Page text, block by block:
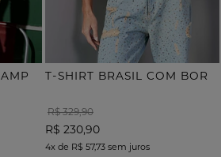
R$ 329,90
R$ 230,90
4x de R$ 57,73 sem juros